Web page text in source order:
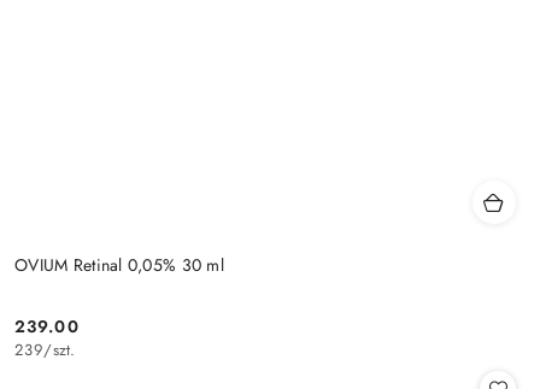
OVIUM Retinal 0,05% 30 ml
Cena:
239.00
239/szt.